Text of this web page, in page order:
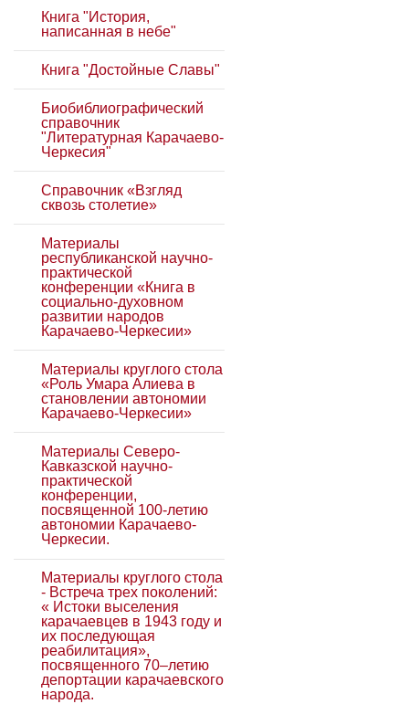
Книга "История,
написанная в небе"
Книга "Достойные Славы"
Биобиблиографический
справочник
"Литературная Карачаево-
Черкесия"
Справочник «Взгляд
сквозь столетие»
Материалы
республиканской научно-
практической
конференции «Книга в
социально-духовном
развитии народов
Карачаево-Черкесии»
Материалы круглого стола
«Роль Умара Алиева в
становлении автономии
Карачаево-Черкесии»
Материалы Северо-
Кавказской научно-
практической
конференции,
посвященной 100-летию
автономии Карачаево-
Черкесии.
Материалы круглого стола
- Встреча трех поколений:
« Истоки выселения
карачаевцев в 1943 году и
их последующая
реабилитация»,
посвященного 70–летию
депортации карачаевского
народа.